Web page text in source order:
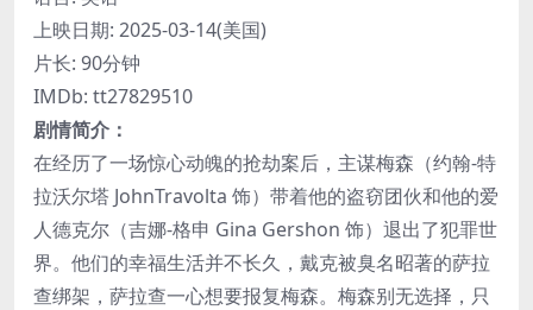
上映日期: 2025-03-14(美国)
片长: 90分钟
IMDb: tt27829510
剧情简介：
在经历了一场惊心动魄的抢劫案后，主谋梅森（约翰-特
拉沃尔塔 JohnTravolta 饰）带着他的盗窃团伙和他的爱
人德克尔（吉娜-格申 Gina Gershon 饰）退出了犯罪世
界。他们的幸福生活并不长久，戴克被臭名昭著的萨拉
查绑架，萨拉查一心想要报复梅森。梅森别无选择，只